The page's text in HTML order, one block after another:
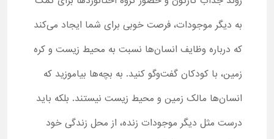
به دیگر موجودات، فرصت خوبی برای شما ایجاد می‌کند
که درباره وظایف انسان‌ها نسبت به محیط زیست و کره
زمین، با کودکان گفت‌وگو کنید. به بچه‌ها بیاموزید که
انسان‌ها مالک زمین و محیط زیست نیستند. بلکه باید
درست مثل دیگر موجودات زنده، از محل زندگی خود